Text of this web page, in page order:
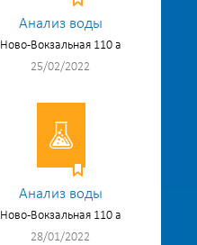
Анализ воды
Ново-Вокзальная 110 а
25/02/2022
Анализ воды
Ново-Вокзальная 110 а
28/01/2022